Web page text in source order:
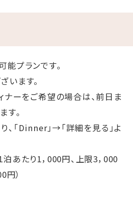
プランです。
います。
ナーをご希望の場合は、前日ま
す。
「Dinner」→「詳細を見る」よ
あたり1，000円、上限3，000
）